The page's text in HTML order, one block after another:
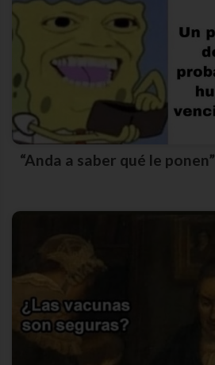
“Anda a saber qué le ponen”